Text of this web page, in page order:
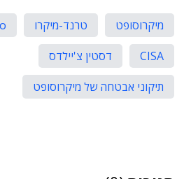
מיקרוסופט טרנד-מיקרו
CISA
דסטין צ'יילדס
תיקוני אבטחה של מיקרוסופט